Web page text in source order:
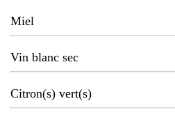
Miel
Vin blanc sec
Citron(s) vert(s)